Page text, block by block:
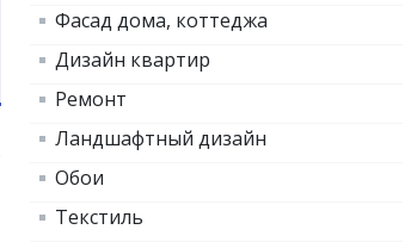
Фасад дома, коттеджа
Дизайн квартир
Ремонт
Ландшафтный дизайн
Обои
Текстиль